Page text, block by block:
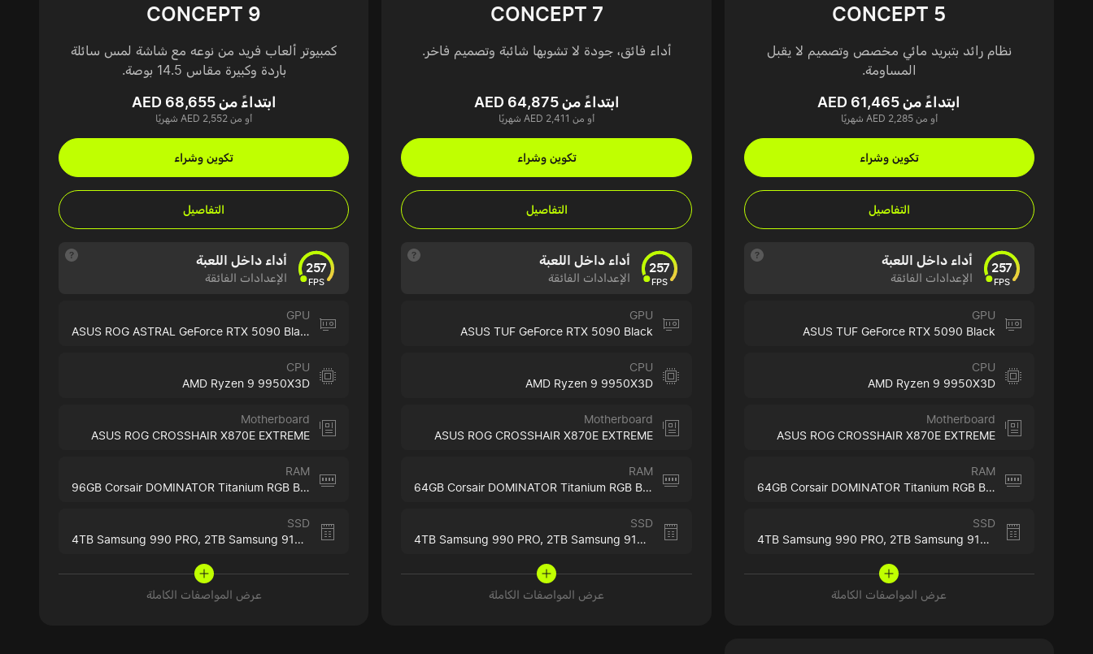
CONCEPT 5
نظام رائد بتبريد مائي مخصص وتصميم لا يقبل
المساومة.
ابتداءً من AED 61,465
أو من AED 2,285 شهريًا
تكوين وشراء
التفاصيل
257
FPS
أداء داخل اللعبة
الإعدادات الفائقة
GPU
ASUS TUF GeForce RTX 5090 Black
CPU
AMD Ryzen 9 9950X3D
Motherboard
ASUS ROG CROSSHAIR X870E EXTREME
RAM
64GB Corsair DOMINATOR Titanium RGB Black
SSD
4TB Samsung 990 PRO, 2TB Samsung 9100 PRO
عرض المواصفات الكاملة
CONCEPT 7
أداء فائق، جودة لا تشوبها شائبة وتصميم فاخر.
ابتداءً من AED 64,875
أو من AED 2,411 شهريًا
تكوين وشراء
التفاصيل
257
FPS
أداء داخل اللعبة
الإعدادات الفائقة
GPU
ASUS TUF GeForce RTX 5090 Black
CPU
AMD Ryzen 9 9950X3D
Motherboard
ASUS ROG CROSSHAIR X870E EXTREME
RAM
64GB Corsair DOMINATOR Titanium RGB Black
SSD
4TB Samsung 990 PRO, 2TB Samsung 9100 PRO
عرض المواصفات الكاملة
CONCEPT 9
كمبيوتر ألعاب فريد من نوعه مع شاشة لمس سائلة
باردة وكبيرة مقاس 14.5 بوصة.
ابتداءً من AED 68,655
أو من AED 2,552 شهريًا
تكوين وشراء
التفاصيل
257
FPS
أداء داخل اللعبة
الإعدادات الفائقة
GPU
ASUS ROG ASTRAL GeForce RTX 5090 Black
CPU
AMD Ryzen 9 9950X3D
Motherboard
ASUS ROG CROSSHAIR X870E EXTREME
RAM
96GB Corsair DOMINATOR Titanium RGB Black
SSD
4TB Samsung 990 PRO, 2TB Samsung 9100 PRO
عرض المواصفات الكاملة